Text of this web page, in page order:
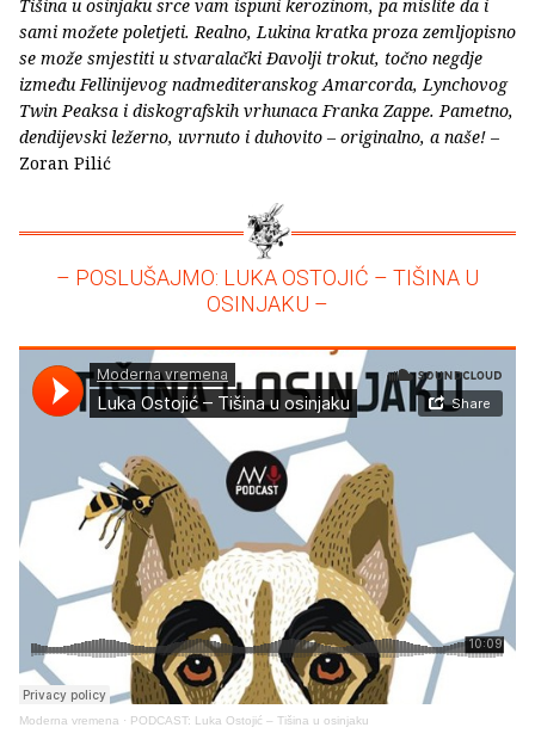
Tišina u osinjaku srce vam ispuni kerozinom, pa mislite da i
sami možete poletjeti. Realno, Lukina kratka proza zemljopisno
se može smjestiti u stvaralački Đavolji trokut, točno negdje
između Fellinijevog nadmediteranskog Amarcorda, Lynchovog
Twin Peaksa i diskografskih vrhunaca Franka Zappe. Pametno,
dendijevski ležerno, uvrnuto i duhovito – originalno, a naše! –
Zoran Pilić
– POSLUŠAJMO: LUKA OSTOJIĆ – TIŠINA U
OSINJAKU –
Moderna vremena · PODCAST: Luka Ostojić – Tišina u osinjaku